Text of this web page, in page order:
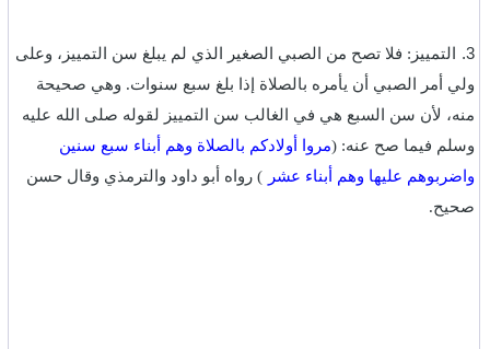
3.
التمييز: فلا تصح من الصبي الصغير الذي لم يبلغ سن التمييز، وعلى
ولي أمر الصبي أن يأمره بالصلاة إذا بلغ سبع سنوات. وهي صحيحة
منه، لأن سن السبع هي في الغالب سن التمييز لقوله صلى الله عليه
وسلم فيما صح عنه: (مروا أولادكم بالصلاة وهم أبناء سبع سنين
واضربوهم عليها وهم أبناء عشر ) رواه أبو داود والترمذي وقال حسن
صحيح.‏